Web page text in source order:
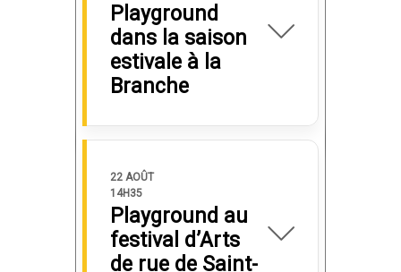
Playground
dans la saison
estivale à la
Branche
22 AOÛT
14H35
Playground au
festival d’Arts
de rue de Saint-